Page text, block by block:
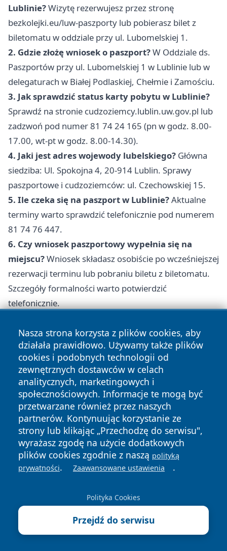
Lublinie?Wizytę rezerwujesz przez stronę
bezkolejki.eu/luw-paszporty lub pobierasz bilet z
biletomatu w oddziale przy ul. Lubomelskiej 1.
2. Gdzie złożę wniosek o paszport?W Oddziale ds.
Paszportów przy ul. Lubomelskiej 1 w Lublinie lub w
delegaturach w Białej Podlaskiej, Chełmie i Zamościu.
3. Jak sprawdzić status karty pobytu w Lublinie?
Sprawdź na stronie cudzoziemcy.lublin.uw.gov.pl lub
zadzwoń pod numer 81 74 24 165 (pn w godz. 8.00-
17.00, wt-pt w godz. 8.00-14.30).
4. Jaki jest adres wojewody lubelskiego? Główna
siedziba: Ul. Spokojna 4, 20-914 Lublin. Sprawy
paszportowe i cudzoziemców: ul. Czechowskiej 15.
5. Ile czeka się na paszport w Lublinie?Aktualne
terminy warto sprawdzić telefonicznie pod numerem
81 74 76 447.
6. Czy wniosek paszportowy wypełnia się na
miejscu?Wniosek składasz osobiście po wcześniejszej
rezerwacji terminu lub pobraniu biletu z biletomatu.
Szczegóły formalności warto potwierdzić
telefonicznie.
Zarezerwuj termin na bezkolejki.eu/luw-paszporty,
przyjdź z dowodem osobistym, zdjęciem i
potwierdzeniem opłaty do oddziału przy ul.
Lubomelskiej 1.
8. Gdzie załatwię sprawy cudzoziemca w Lublinie?
W Punkcie Obsługi Cudzoziemców przy ul.
Czechowskiej 15 — legalizacja pobytu i zatrudnienia,
odbiór karty pobytu, Karta Polaka, zaproszenia.
Rezerwacja: webqms.lublin.uw.gov.pl/luw/.
9. Jak skorzystać z programu wojewódzkiego lub
rządowych prowadzi Wydział Infrastruktury —
telefony 81 74 24 364, 81 74 24 482, obsługa po
umówieniu wizyty.
Nasza strona korzysta z plików cookies, aby
działała prawidłowo. Używamy także plików
cookies i podobnych technologii od
zewnętrznych dostawców w celach
analitycznych, marketingowych i
społecznościowych. Informacje te mogą być
przetwarzane również przez naszych
partnerów. Kontynuując korzystanie ze
strony lub klikając „Przechodzę do serwisu",
wyrażasz zgodę na użycie dodatkowych
plików cookies zgodnie z naszą polityką
prywatności. Zaawansowane ustawienia .
Polityka Cookies
Przejdź do serwisu